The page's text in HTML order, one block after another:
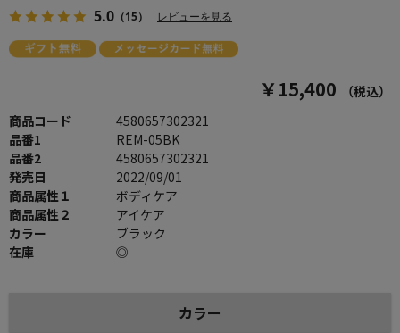
5.0 （15） レビューを見る
￥15,400
（税込）
商品コード
4580657302321
品番1
REM-05BK
品番2
4580657302321
発売日
2022/09/01
商品属性１
ボディケア
商品属性２
アイケア
カラー
ブラック
在庫
◎
カラー